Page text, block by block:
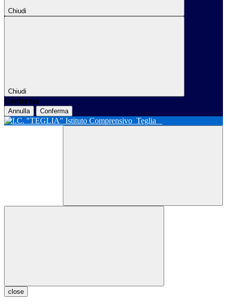
Chiudi
Chiudi
Conferma
Annulla Conferma
Istituto Comprensivo Teglia
close